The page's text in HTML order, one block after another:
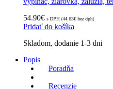
54.90€ s DPH (44.63€ bez dph)
Pridať do košíka
Skladom, dodanie 1-3 dni
Popis
Poradňa
Recenzie